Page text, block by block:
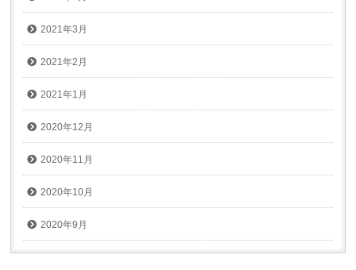
2021年3月
2021年2月
2021年1月
2020年12月
2020年11月
2020年10月
2020年9月